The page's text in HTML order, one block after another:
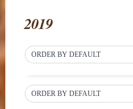
2019
ORDER BY DEFAULT
ORDER BY DEFAULT